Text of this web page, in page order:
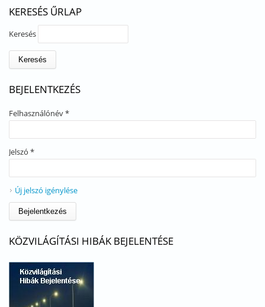
KERESÉS ŰRLAP
Keresés
BEJELENTKEZÉS
Felhasználónév*
Jelszó *
Új jelszó igénylése
KÖZVILÁGÍTÁSI HIBÁK BEJELENTÉSE